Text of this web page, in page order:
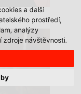
a další
prostředí,
analýzy
zdroje návštěvnosti.